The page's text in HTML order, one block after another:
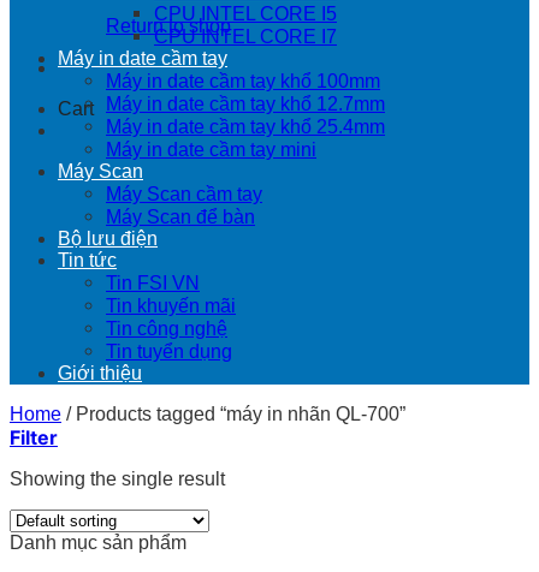
Return to shop
Cart
CPU INTEL CORE I5
CPU INTEL CORE I7
Máy in date cầm tay
Máy in date cầm tay khổ 100mm
Máy in date cầm tay khổ 12.7mm
Máy in date cầm tay khổ 25.4mm
Máy in date cầm tay mini
Máy Scan
Máy Scan cầm tay
Máy Scan để bàn
Bộ lưu điện
Tin tức
Tin FSI VN
Tin khuyến mãi
Tin công nghệ
Tin tuyển dụng
Giới thiệu
Home /Products tagged “máy in nhãn QL-700”
Filter
Showing the single result
Danh mục sản phẩm